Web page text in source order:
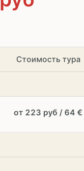
Стоимость тура
от 223 руб / 64 €